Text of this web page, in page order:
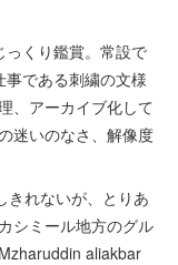
っくり鑑賞。常設で
である刺繍の文様
、アーカイブ化して
迷いのなさ、解像度
きれないが、とりあ
シミール地方のグル
aliakbar